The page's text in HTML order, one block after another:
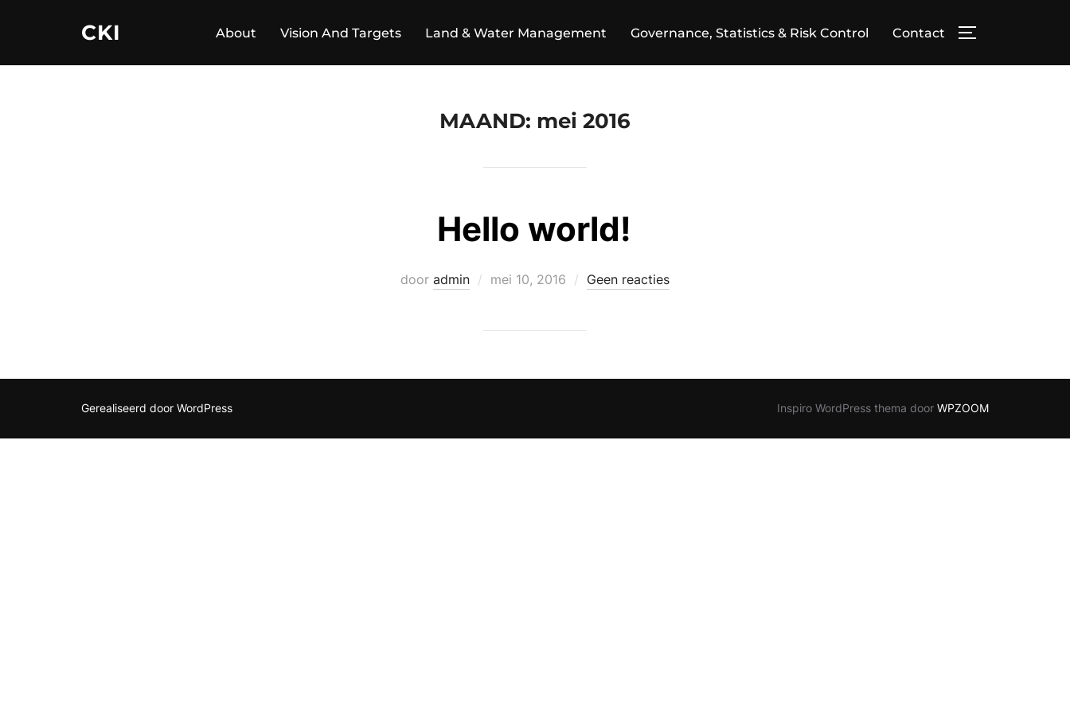
CKI About Vision And Targets Land & Water Management Governance, Statistics & Risk Control Contact TOGGLE
MAAND: mei 2016
Hello world!
door admin
Geplaatst
mei 10, 2016 Geen reacties
Gerealiseerd door WordPress Inspiro WordPress thema door WPZOOM